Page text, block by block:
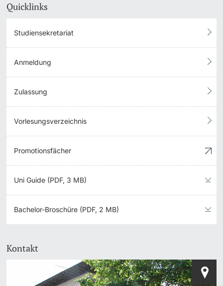
Quicklinks
Studiensekretariat
Anmeldung
Zulassung
Vorlesungsverzeichnis
Promotionsfächer
Uni Guide (PDF, 3 MB)
Bachelor-Broschüre (PDF, 2 MB)
Kontakt